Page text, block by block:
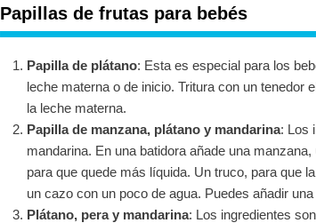
Papillas de frutas para bebés
Papilla de plátano: Esta es especial para los
leche materna o de inicio. Tritura con un tenedor
la leche materna.
Papilla de manzana, plátano y mandarina: Los
mandarina. En una batidora añade una
para que quede más líquida. Un truco, para que
un cazo con un poco de agua. Puedes añadir
Plátano, pera y mandarina: Los ingredientes